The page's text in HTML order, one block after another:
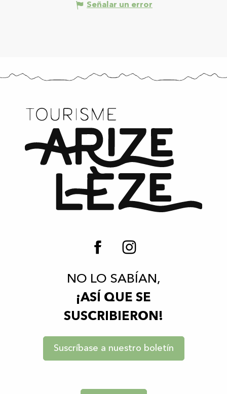
Señalar un error
NO LO SABÍAN,
¡ASÍ QUE SE
SUSCRIBIERON!
Suscríbase a nuestro boletín